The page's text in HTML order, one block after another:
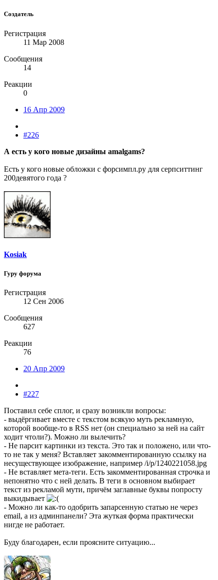
Создатель
Регистрация
11 Мар 2008
Сообщения
14
Реакции
0
16 Апр 2009
#226
А есть у кого новые дизайны amalgams?
Есть у кого новые обложки с форсимпл.ру для серпситтинг
200девятого года ?
Kosiak
Гуру форума
Регистрация
12 Сен 2006
Сообщения
627
Реакции
76
20 Апр 2009
#227
Поставил себе сплог, и сразу возникли вопросы:
- выдёргивает вместе с текстом всякую муть рекламную,
которой вообще-то в RSS нет (он специально за ней на сайт
ходит чтоли?). Можно ли вылечить?
- Не парсит картинки из текста. Это так и положено, или что-
то не так у меня? Вставляет закомментированную ссылку на
несуществующее изображение, например /i/p/1240221058.jpg
- Не вставляет мета-теги. Есть закомментированная строчка и
непонятно что с ней делать. В теги в основном выбирает
текст из рекламой мути, причём заглавные буквы попросту
выкидывает
- Можно ли как-то одобрить запарсенную статью не через
email, а из админпанели? Эта жуткая форма практически
нигде не работает.
Буду благодарен, если проясните ситуацию...